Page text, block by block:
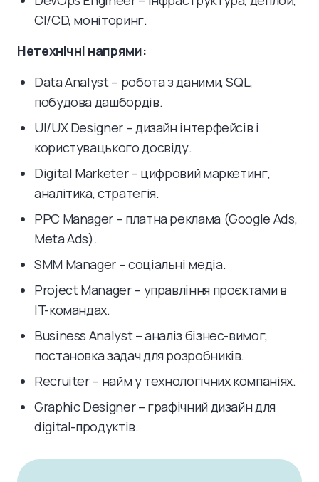
CI/CD, моніторинг.
Нетехнічні напрями:
Data Analyst – робота з даними, SQL,
побудова дашбордів.
UI/UX Designer – дизайн інтерфейсів і
користувацького досвіду.
Digital Marketer – цифровий маркетинг,
аналітика, стратегія.
PPC Manager – платна реклама (Google Ads,
Meta Ads).
SMM Manager – соціальні медіа.
Project Manager – управління проєктами в
IT-командах.
Business Analyst – аналіз бізнес-вимог,
постановка задач для розробників.
Recruiter – найм у технологічних компаніях.
Graphic Designer – графічний дизайн для
digital-продуктів.